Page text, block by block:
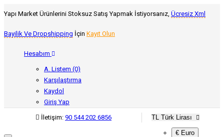
Yapı Market Ürünlerini Stoksuz Satış Yapmak İstiyorsanız, Ücresiz Xml
Bayilik Ve Dropshipping İçin Kayıt Olun
Hesabım
A. Listem (0)
Karşılaştırma
Kaydol
Giriş Yap
€ Euro
İletişim: 90 544 202 6856